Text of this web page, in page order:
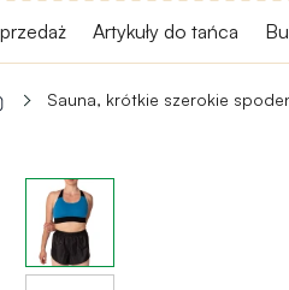
Artykuły do ​​tańca
Sauna, krótkie szerokie